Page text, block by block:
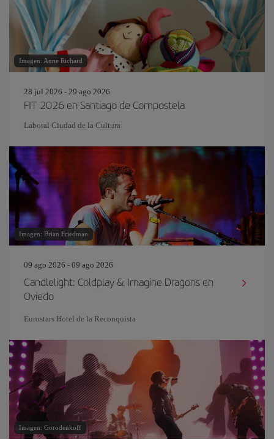
Imagen: Anne Richard
28 jul 2026 - 29 ago 2026
FIT 2026 en Santiago de Compostela
Laboral Ciudad de la Cultura
Imagen: Brian Friedman
09 ago 2026 - 09 ago 2026
Candlelight: Coldplay & Imagine Dragons en
Oviedo
Eurostars Hotel de la Reconquista
Imagen: Gorodenkoff